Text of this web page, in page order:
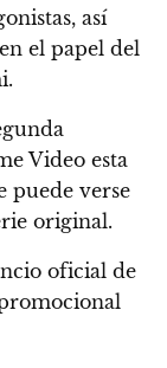
así
el papel del
Video esta
puede verse
original.
oficial de